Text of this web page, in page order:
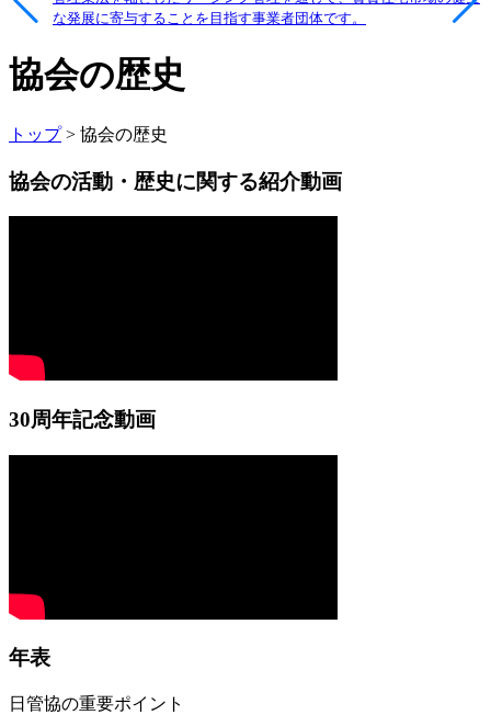
な発展に寄与することを目指す事業者団体です。
協会の歴史
トップ> 協会の歴史
協会の活動・歴史に関する紹介動画
30周年記念動画
年表
日管協の重要ポイント